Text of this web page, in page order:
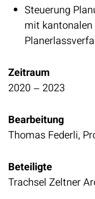
Steuerung
mit kantonalen
Zeitraum
2020 – 2023
Bearbeitung
Thomas Federli,
Beteiligte
Trachsel Zeltner